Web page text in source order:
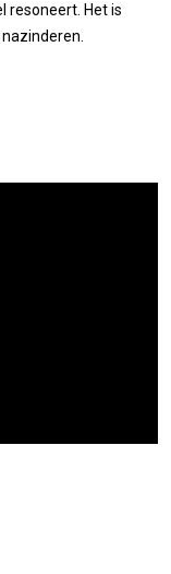
resoneert. Het is